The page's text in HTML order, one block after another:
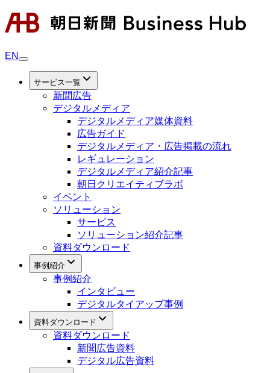
EN
サービス一覧
新聞広告
デジタルメディア
デジタルメディア媒体資料
広告ガイド
デジタルメディア・広告掲載の流れ
レギュレーション
デジタルメディア紹介記事
朝日クリエイティブラボ
イベント
ソリューション
サービス
ソリューション紹介記事
資料ダウンロード
事例紹介
事例紹介
インタビュー
デジタルタイアップ事例
資料ダウンロード
資料ダウンロード
新聞広告資料
デジタル広告資料